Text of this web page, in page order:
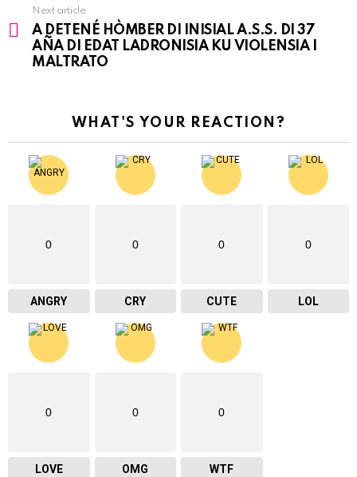
Next article
A DETENÉ HÒMBER DI INISIAL A.S.S. DI 37
AÑA DI EDAT LADRONISIA KU VIOLENSIA I
MALTRATO
WHAT'S YOUR REACTION?
0
ANGRY
0
CRY
0
CUTE
0
LOL
0
LOVE
0
OMG
0
WTF